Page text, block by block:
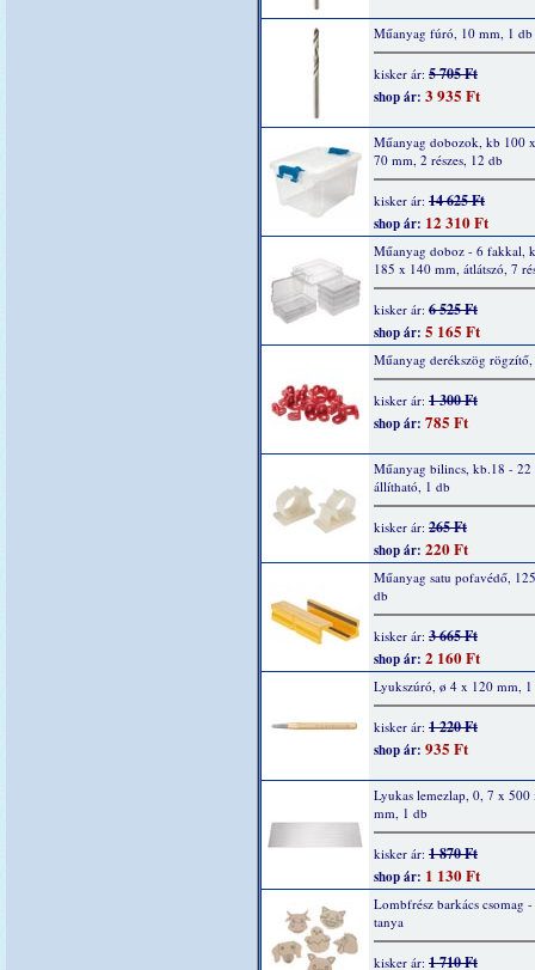
Műanyag fúró, 10 mm, 1 db
kisker ár: 5 705 Ft
shop ár: 3 935 Ft
Műanyag dobozok, kb 100
70 mm, 2 részes, 12 db
kisker ár: 14 625 Ft
shop ár: 12 310 Ft
Műanyag doboz - 6 fakkal,
185 x 140 mm, átlátszó, 7
kisker ár: 6 525 Ft
shop ár: 5 165 Ft
Műanyag derékszög
kisker ár: 1 300 Ft
shop ár: 785 Ft
Műanyag bilincs, kb.18 - 22
állítható, 1 db
kisker ár: 265 Ft
shop ár: 220 Ft
Műanyag satu pofavédő,
db
kisker ár: 3 665 Ft
shop ár: 2 160 Ft
Lyukszúró, ø 4 x 120 mm,
kisker ár: 1 220 Ft
shop ár: 935 Ft
Lyukas lemezlap, 0, 7 x 500
mm, 1 db
kisker ár: 1 870 Ft
shop ár: 1 130 Ft
Lombfrész barkács csomag
tanya
kisker ár: 1 710 Ft